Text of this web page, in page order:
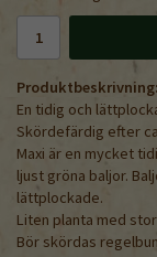
Produktbeskrivning:
En tidig och
Skördefärdig efter
Maxi är en mycket
ljust gröna baljor.
lättplockade.
Liten planta med
Bör skördas